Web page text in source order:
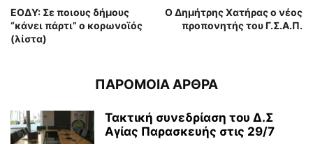
ΕΟΔΥ: Σε ποιους δήμους
“κάνει πάρτι” ο κορωνοϊός
(λίστα)
Ο Δημήτρης Χατήρας ο νέος
προπονητής του Γ.Σ.Α.Π.
ΠΑΡΟΜΟΙΑ ΑΡΘΡΑ
Τακτική συνεδρίαση του Δ.Σ
Αγίας Παρασκευής στις 29/7